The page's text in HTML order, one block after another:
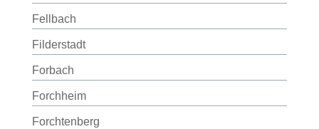
Fellbach
Filderstadt
Forbach
Forchheim
Forchtenberg